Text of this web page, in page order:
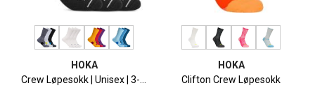
HOKA
HOKA
Clifton Crew Løpesokk